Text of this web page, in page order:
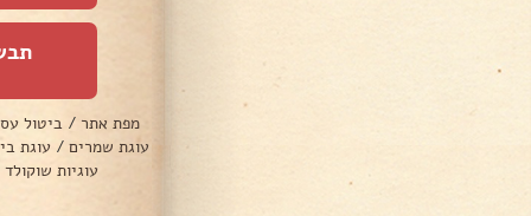
מפת אתר / ביטול
עוגת שמרים / עוגת
עוגיות